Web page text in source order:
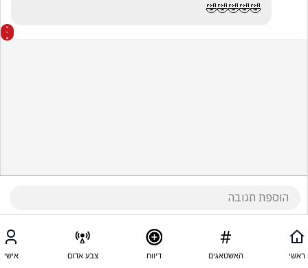
🤣🤣🤣🤣🤣
ראשי האשטאגים דיווח צבע אדום אישי